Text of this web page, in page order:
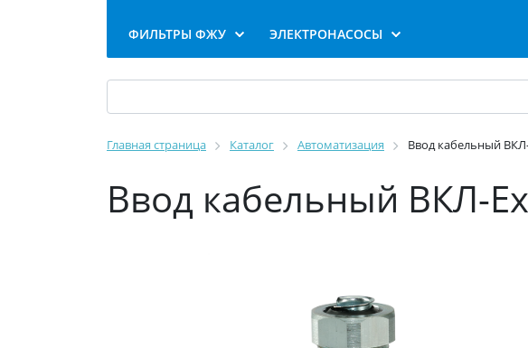
ФИЛЬТРЫ ФЖУ ЭЛЕКТРОНАСОСЫ
Главная страница Каталог Автоматизация Ввод кабельный
Ввод кабельный ВКЛ-